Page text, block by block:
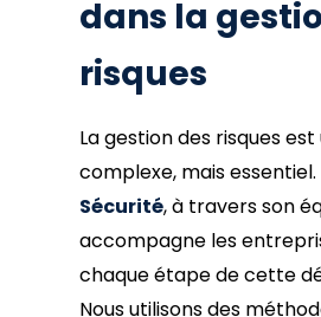
dans la
risques
La gestion des risques
complexe, mais essentiel.
Sécurité, à travers son
accompagne les
chaque étape de cette
Nous utilisons des